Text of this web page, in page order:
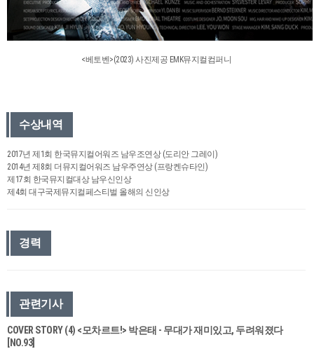
<베토벤>(2023) 사진제공 EMK뮤지컬컴퍼니
수상내역
2017년 제1회 한국뮤지컬어워즈 남우조연상 (도리안 그레이)
2014년 제8회 더뮤지컬어워즈 남우주연상 (프랑켄슈타인)
제17회 한국뮤지컬대상 남우신인상
제4회 대구국제뮤지컬페스티벌 올해의 신인상
경력
관련기사
COVER STORY (4) <모차르트!> 박은태 - 무대가 재미있고, 두려워졌다
[NO.93]